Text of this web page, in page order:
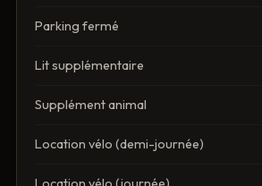
Parking fermé
Lit supplémentaire
Supplément animal
Location vélo (demi-journée)